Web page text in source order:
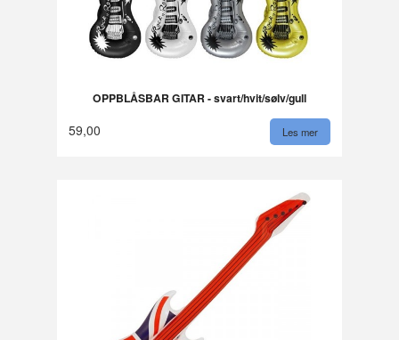
OPPBLÅSBAR GITAR - svart/hvit/sølv/gull
59,00 Les mer